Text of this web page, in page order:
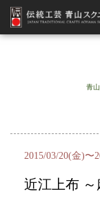
青
2015/03/20(金)〜
近江上布 ～